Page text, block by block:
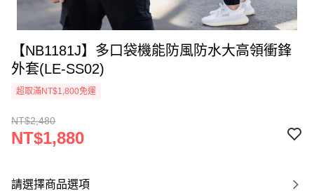
【NB1181J】多口袋機能防風防水大高領衝鋒
外套(LE-SS02)
超取滿NT$1,800免運
NT$2,480
NT$1,880
請選擇商品選項